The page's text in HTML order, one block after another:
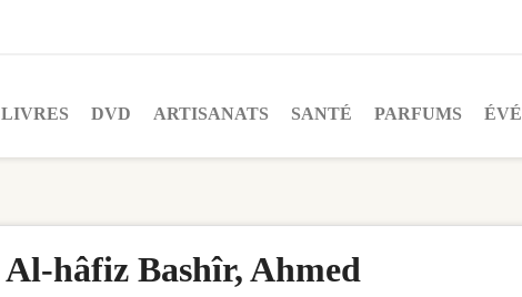
LIVRES DVD ARTISANATS SANTÉ PARFUMS
Al-hâfiz Bashîr, Ahmed